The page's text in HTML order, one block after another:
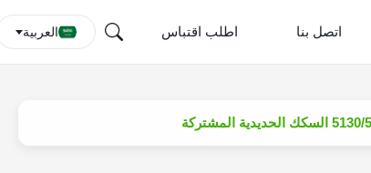
اتصل بنا اطلب اقتباس العربية